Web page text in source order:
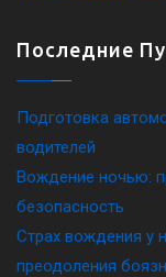
Последние
Подготовка
водителей
Вождение ночью:
безопасность
Страх вождения у
преодоления